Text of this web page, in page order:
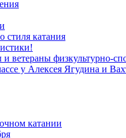
стиля катания
ветераны физкультурно-
у Алексея Ягудина и
катании